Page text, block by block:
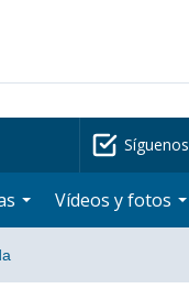
Síguenos
Vídeos y fotos